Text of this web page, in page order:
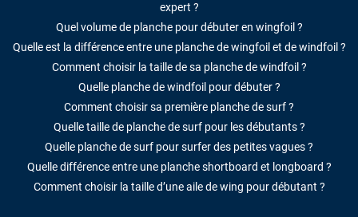
expert ?
Quel volume de planche pour débuter en wingfoil ?
Quelle est la différence entre une planche de wingfoil et de windfoil ?
Comment choisir la taille de sa planche de windfoil ?
Quelle planche de windfoil pour débuter ?
Comment choisir sa première planche de surf ?
Quelle taille de planche de surf pour les débutants ?
Quelle planche de surf pour surfer des petites vagues ?
Quelle différence entre une planche shortboard et longboard ?
Comment choisir la taille d’une aile de wing pour débutant ?